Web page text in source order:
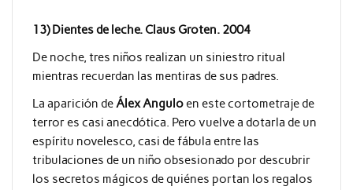
13) Dientes de leche. Claus Groten. 2004
De noche, tres niños realizan un siniestro ritual
mientras recuerdan las mentiras de sus padres.
La aparición deÁlex Anguloen este cortometraje de
terror es casi anecdótica. Pero vuelve a dotarla de un
espíritu novelesco, casi de fábula entre las
tribulaciones de un niño obsesionado por descubrir
los secretos mágicos de quiénes portan los regalos